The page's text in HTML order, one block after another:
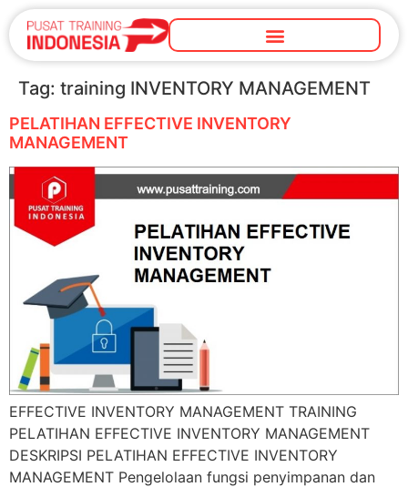
Tag: training INVENTORY MANAGEMENT
PELATIHAN EFFECTIVE INVENTORY
MANAGEMENT
EFFECTIVE INVENTORY MANAGEMENT TRAINING
PELATIHAN EFFECTIVE INVENTORY MANAGEMENT
DESKRIPSI PELATIHAN EFFECTIVE INVENTORY
MANAGEMENT Pengelolaan fungsi penyimpanan dan